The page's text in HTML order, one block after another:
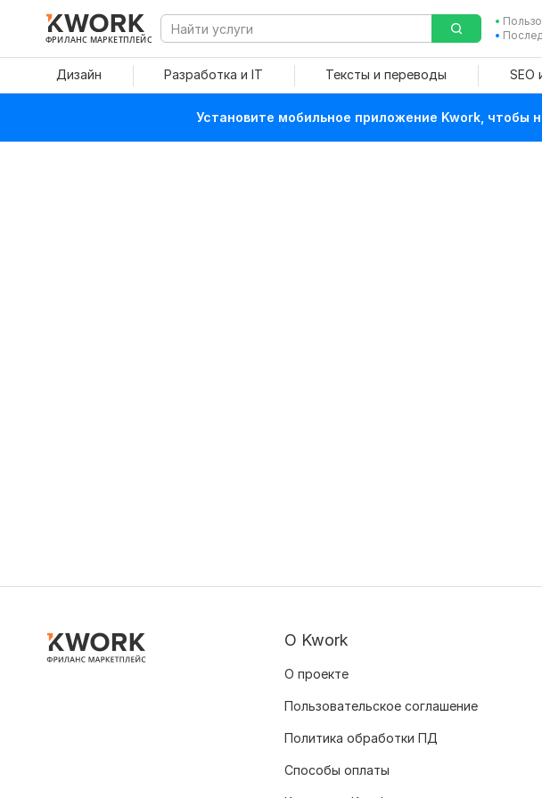
ФРИЛАНС МАРКЕТПЛЕЙС
Дизайн Разработка и IT Тексты и переводы SEO
Установите мобильное приложение Kwork, чтобы
О Kwork
О проекте
Пользовательское соглашение
Политика обработки ПД
Способы оплаты